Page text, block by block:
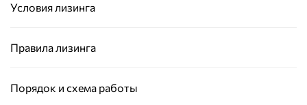
Условия лизинга
Правила лизинга
Порядок и схема работы